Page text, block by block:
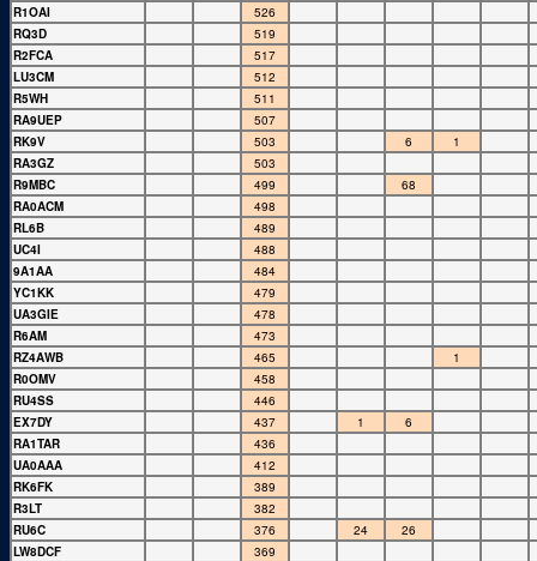
R1OAI
526
RQ3D
519
R2FCA
517
LU3CM
512
R5WH
511
RA9UEP
507
RK9V
503 6
1
RA3GZ
503
R9MBC
499
68
RA0ACM
498
RL6B
489
UC4I
488
9A1AA
484
YC1KK
479
UA3GIE
478
R6AM
473
RZ4AWB
465
1
R0OMV
458
RU4SS
446
EX7DY
437 1
6
RA1TAR
436
UA0AAA
412
RK6FK
389
R3LT
382
RU6C
376 24
26
LW8DCF
369